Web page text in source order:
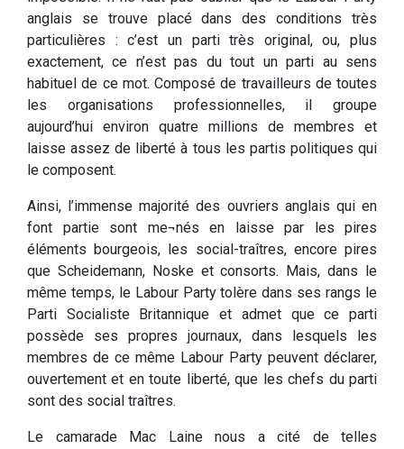
anglais se trouve placé dans des conditions très
particulières : c’est un parti très original, ou, plus
exactement, ce n’est pas du tout un parti au sens
habituel de ce mot. Composé de travailleurs de toutes
les organisations professionnelles, il groupe
aujourd’hui environ quatre millions de membres et
laisse assez de liberté à tous les partis politiques qui
le composent.
Ainsi, l’immense majorité des ouvriers anglais qui en
font partie sont me¬nés en laisse par les pires
éléments bourgeois, les social-traîtres, encore pires
que Scheidemann, Noske et consorts. Mais, dans le
même temps, le Labour Party tolère dans ses rangs le
Parti Socialiste Britannique et admet que ce parti
possède ses propres journaux, dans lesquels les
membres de ce même Labour Party peuvent déclarer,
ouvertement et en toute liberté, que les chefs du parti
sont des social traîtres.
Le camarade Mac Laine nous a cité de telles